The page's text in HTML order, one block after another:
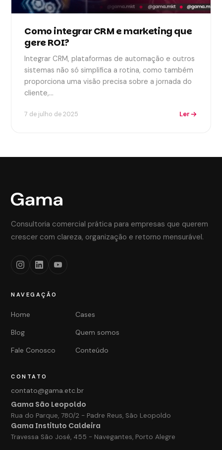
Como integrar CRM e marketing que
gere ROI?
Integrar CRM, plataformas de automação e outros
sistemas não só simplifica a rotina, como também
proporciona uma visão precisa sobre a jornada do
cliente,…
7 de julho de 2025 Ler
Consultoria comercial prática para empresas que querem
crescer com clareza, organização e retorno mensurável.
NAVEGAÇÃO
Home
Cases
Blog
Quem somos
Fale Conosco
Conteúdo
CONTATO
contato@gama.etc.br
Gama São Leopoldo
Rua do Parque, 780/2 - Padre Reus, São Leopoldo
Gama Instituto Caldeira
Travessa São José, 455 - Navegantes, Porto Alegre